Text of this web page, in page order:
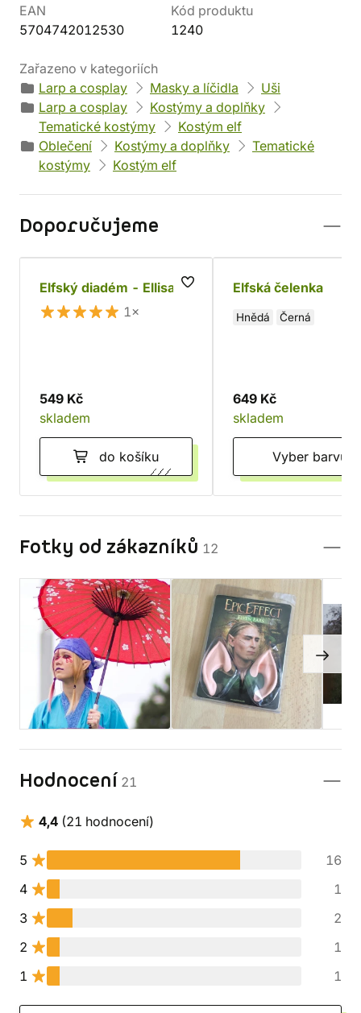
EAN
5704742012530
Kód produktu
1240
Zařazeno v kategoriích
Larp a cosplay
Masky a líčidla
Uši
Larp a cosplay
Kostýmy a doplňky
Tematické kostýmy
Kostým elf
Oblečení
Kostýmy a doplňky
Tematické
kostýmy
Kostým elf
Doporučujeme
Elfský diadém - Ellisar
1×
549 Kč
skladem
do košíku
Elfská čelenka
Hnědá Černá
649 Kč
skladem
Vyber barvu
Fotky od zákazníků 12
Hodnocení 21
4,4 (21 hodnocení)
5
16
4
1
3
2
2
1
1
1